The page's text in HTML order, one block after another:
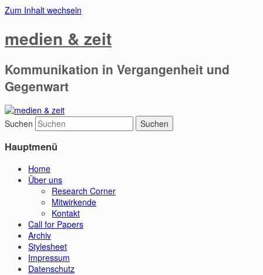
Zum Inhalt wechseln
medien & zeit
Kommunikation in Vergangenheit und
Gegenwart
Suchen
Hauptmenü
Home
Über uns
Research Corner
Mitwirkende
Kontakt
Call for Papers
Archiv
Stylesheet
Impressum
Datenschutz